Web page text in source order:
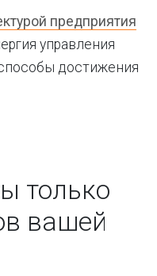
предприятия
управления
достижения
только
вашей